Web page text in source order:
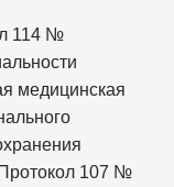
114 №
медицинская
107 №